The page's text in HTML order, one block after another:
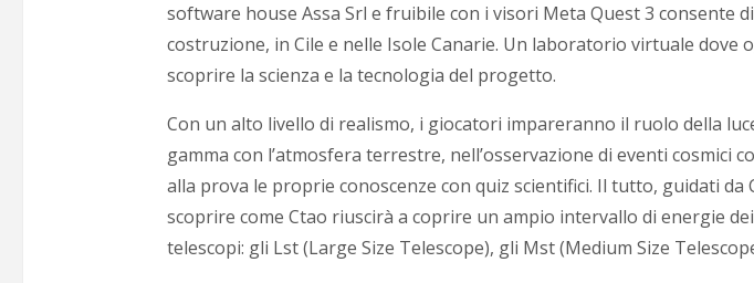
software house Assa Srl e fruibile con i visori Meta Quest 3 consente
costruzione, in Cile e nelle Isole Canarie. Un laboratorio virtuale
scoprire la scienza e la tecnologia del progetto.
Con un alto livello di realismo, i giocatori impareranno il ruolo della
gamma con l’atmosfera terrestre, nell’osservazione di eventi
alla prova le proprie conoscenze con quiz scientifici. Il tutto, guidati
scoprire come Ctao riuscirà a coprire un ampio intervallo di energie
telescopi: gli Lst (Large Size Telescope), gli Mst (Medium Size